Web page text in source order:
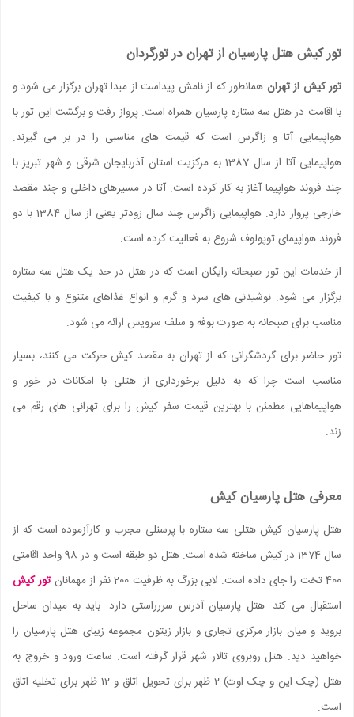
تور کیش هتل پارسیان از تهران در تورگردان
تور کیش از تهران همانطور که از نامش پیداست از مبدا تهران برگزار می شود و
با اقامت در هتل سه ستاره پارسیان همراه است. پرواز رفت و برگشت این تور با
هواپیمایی آتا و زاگرس است که قیمت های مناسبی را در بر می گیرند.
هواپیمایی آتا از سال 1387 به مرکزیت استان آذربایجان شرقی و شهر تبریز با
چند فروند هواپیما آغاز به کار کرده است. آتا در مسیرهای داخلی و چند مقصد
خارجی پرواز دارد. هواپیمایی زاگرس چند سال زودتر یعنی از سال 1384 با دو
فروند هواپیمای توپولوف شروع به فعالیت کرده است.
از خدمات این تور صبحانه رایگان است که در هتل در حد یک هتل سه ستاره
برگزار می شود. نوشیدنی های سرد و گرم و انواع غذاهای متنوع و با کیفیت
مناسب برای صبحانه به صورت بوفه و سلف سرویس ارائه می شود.
تور حاضر برای گردشگرانی که از تهران به مقصد کیش حرکت می کنند، بسیار
مناسب است چرا که به دلیل برخورداری از هتلی با امکانات در خور و
هواپیماهایی مطمئن با بهترین قیمت سفر کیش را برای تهرانی های رقم می
زند.
معرفی هتل پارسیان کیش
هتل پارسیان کیش هتلی سه ستاره با پرسنلی مجرب و کارآزموده است که از
سال 1374 در کیش ساخته شده است. هتل دو طبقه است و در 98 واحد اقامتی
400 تخت را جای داده است. لابی بزرگ به ظرفیت 200 نفر از مهمانان
تور کیش
استقبال می کند. هتل پارسیان آدرس سررراستی دارد. باید به میدان ساحل
بروید و میان بازار مرکزی تجاری و بازار زیتون مجموعه زیبای هتل پارسیان را
خواهید دید. هتل روبروی تالار شهر قرار گرفته است. ساعت ورود و خروج به
هتل (چک این و چک اوت) 2 ظهر برای تحویل اتاق و 12 ظهر برای تخلیه اتاق
است.